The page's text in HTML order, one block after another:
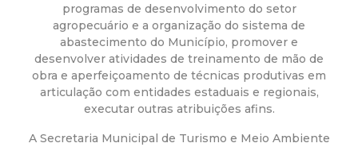
i
p
a
programas de desenvolvimento do setor
agropecuário e a organização do sistema de
abastecimento do Município, promover e
desenvolver atividades de treinamento de mão de
obra e aperfeiçoamento de técnicas produtivas em
articulação com entidades estaduais e regionais,
executar outras atribuições afins.
A Secretaria Municipal de Turismo e Meio Ambiente